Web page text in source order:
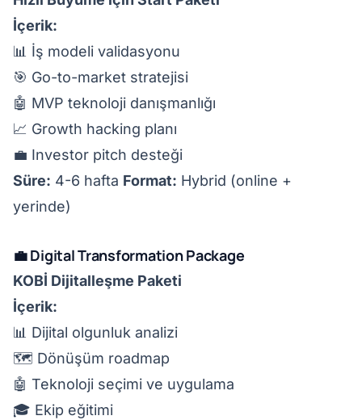
İçerik:
📊 İş modeli validasyonu
🎯 Go-to-market stratejisi
🤖 MVP teknoloji danışmanlığı
📈 Growth hacking planı
💼 Investor pitch desteği
Süre: 4-6 hafta Format: Hybrid (online +
yerinde)
💼 Digital Transformation Package
KOBİ Dijitalleşme Paketi
İçerik:
📊 Dijital olgunluk analizi
🗺️ Dönüşüm roadmap
🤖 Teknoloji seçimi ve uygulama
🎓 Ekip eğitimi